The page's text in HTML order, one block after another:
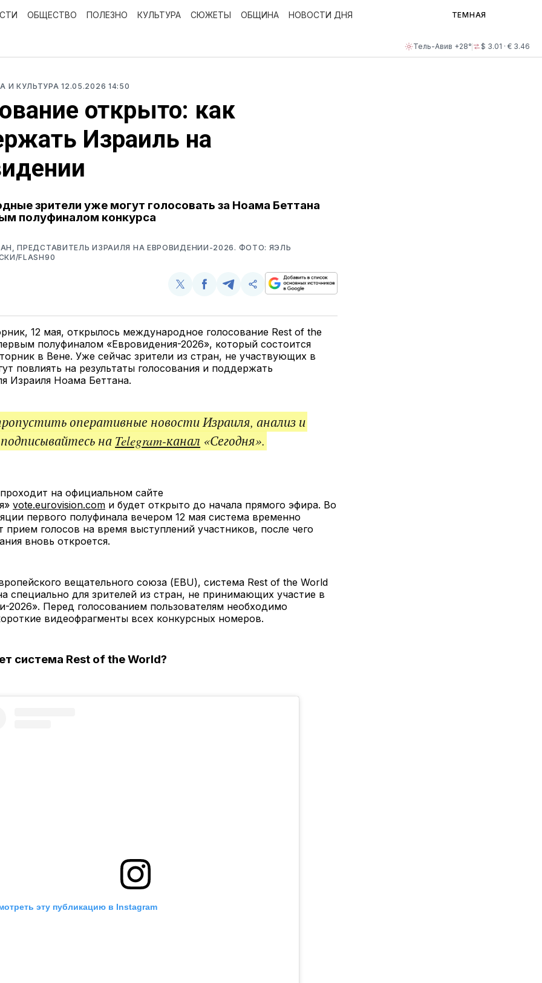
Тель-Авив +28° $ 3.01 · € 3.46
ОБЩЕСТВО ПОЛЕЗНО КУЛЬТУРА СЮЖЕТЫ ОБЩИНА НОВОСТИ ДНЯ ТЕМНАЯ
И КУЛЬТУРА12.05.2026 14:50
открыто: как
Израиль на
зрители уже могут голосовать за Ноама Беттана
полуфиналом конкурса
ПРЕДСТАВИТЕЛЬ ИЗРАИЛЯ НА ЕВРОВИДЕНИИ-2026. ФОТО: ЯЭЛЬ
FLASH90
Поделиться
Twitter
Поделиться
Facebook
Поделиться
Telegram
Скопируйте
поделитесь
ссылкой
12 мая, открылось международное голосование Rest of the
полуфиналом «Евровидения-2026», который состоится
в Вене. Уже сейчас зрители из стран, не участвующих в
повлиять на результаты голосования и поддержать
Израиля Ноама Беттана.
оперативные новости Израиля, анализ и
на Telegram-канал «Сегодня».
на официальном сайте
vote.eurovision.com и будет открыто до начала прямого эфира. Во
первого полуфинала вечером 12 мая система временно
прием голосов на время выступлений участников, после чего
вновь откроется.
вещательного союза (EBU), система Rest of the World
специально для зрителей из стран, не принимающих участие в
2026». Перед голосованием пользователям необходимо
видеофрагменты всех конкурсных номеров.
система Rest of the World?
эту публикацию в Instagram